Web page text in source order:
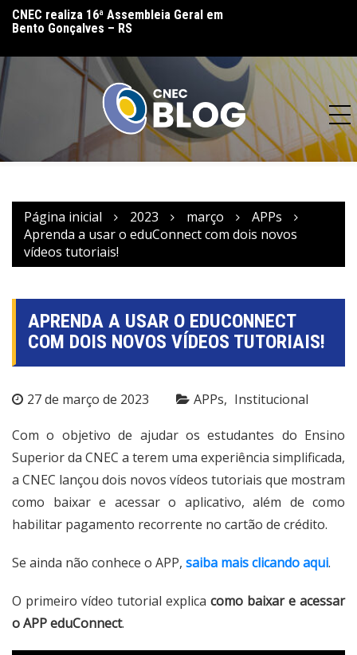
CNEC realiza 16ª Assembleia Geral em
Bento Gonçalves – RS
Página inicial 2023 março
APPs
Aprenda a usar o eduConnect com dois novos
vídeos tutoriais!
APRENDA A USAR O EDUCONNECT
COM DOIS NOVOS VÍDEOS TUTORIAIS!
27 de março de 2023 APPs Institucional
Com o objetivo de ajudar os estudantes do Ensino
Superior da CNEC a terem uma experiência simplificada,
a CNEC lançou dois novos vídeos tutoriais que mostram
como baixar e acessar o aplicativo, além de como
habilitar pagamento recorrente no cartão de crédito.
Se ainda não conhece o APP, saiba mais clicando aqui.
O primeiro vídeo tutorial explica como baixar e acessar
o APP eduConnect.